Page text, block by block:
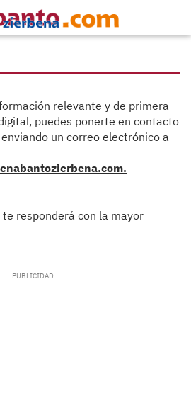
relevante y de primera
puedes ponerte en contacto
un correo electrónico a
.
responderá con la mayor